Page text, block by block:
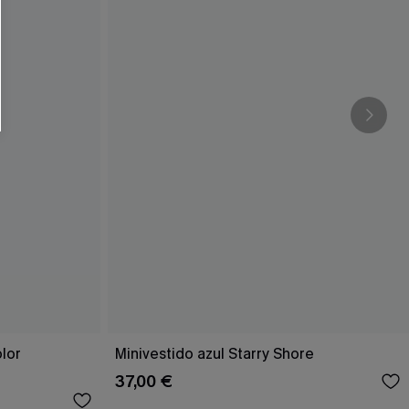
Minivestido azul Starry Shore
37,00 €
formulario, usted acepta nuestros
de Cupshe en cualquier momento del
y ofertas adaptados a su perfil.